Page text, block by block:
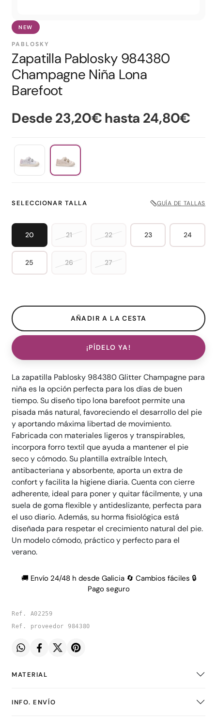
NEW
PABLOSKY
Zapatilla Pablosky 984380
Champagne Niña Lona
Barefoot
Desde 23,20€ hasta 24,80€
SELECCIONAR TALLA GUÍA DE TALLAS
20 21 22 23 24
25 26 27
¡PÍDELO YA!
La zapatilla Pablosky 984380 Glitter Champagne para
niña es la opción perfecta para los días de buen
tiempo. Su diseño tipo lona barefoot permite una
pisada más natural, favoreciendo el desarrollo del pie
y aportando máxima libertad de movimiento.
Fabricada con materiales ligeros y transpirables,
incorpora forro textil que ayuda a mantener el pie
seco y cómodo. Su plantilla extraíble Intech,
antibacteriana y absorbente, aporta un extra de
confort y facilita la higiene diaria. Cuenta con cierre
adherente, ideal para poner y quitar fácilmente, y una
suela de goma flexible y antideslizante, perfecta para
el uso diario. Además, su horma fisiológica está
diseñada para respetar el crecimiento natural del pie.
Un modelo cómodo, práctico y perfecto para el
verano.
🚚 Envío 24/48 h desde Galicia 🔄 Cambios fáciles 🔒
Pago seguro
Ref. A02259
Ref. proveedor 984380
MATERIAL
INFO. ENVÍO